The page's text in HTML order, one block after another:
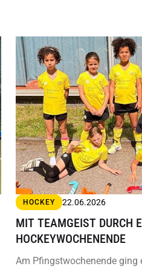
HOCKEY 22.06.2026
MIT TEAMGEIST DURCH
OCKEYWOCHENENDE
Am Pfingstwochenende ging